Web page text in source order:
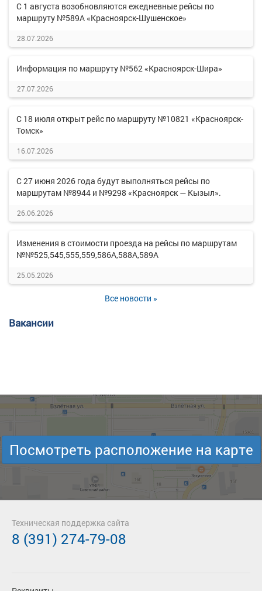
С 1 августа возобновляются ежедневные рейсы по
маршруту №589А «Красноярск-Шушенское»
28.07.2026
Информация по маршруту №562 «Красноярск-Шира»
27.07.2026
С 18 июля открыт рейс по маршруту №10821 «Красноярск-
Томск»
16.07.2026
С 27 июня 2026 года будут выполняться рейсы по
маршрутам №8944 и №9298 «Красноярск — Кызыл».
26.06.2026
Изменения в стоимости проезда на рейсы по маршрутам
№№525,545,555,559,586А,588А,589А
25.05.2026
Все новости »
Вакансии
Посмотреть расположение на карте
Техническая поддержка сайта
8 (391) 274-79-08